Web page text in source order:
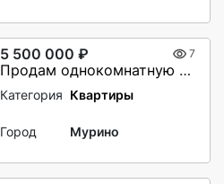
5 500 000 ₽ 7
Продам однокомнатную в ЖК Левитан
Категория Квартиры
Город Мурино